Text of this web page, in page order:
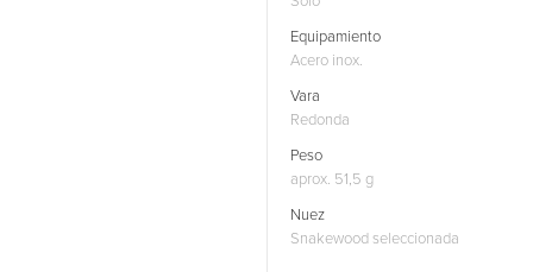
Equipamiento
Acero inox.
Vara
Redonda
Peso
aprox. 51,5 g
Nuez
Snakewood seleccionada